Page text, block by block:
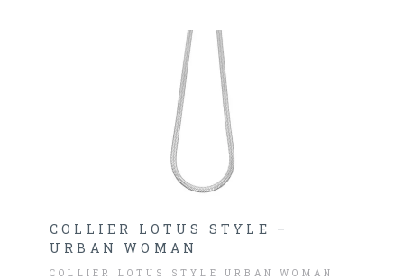
COLLIER LOTUS STYLE –
URBAN WOMAN
COLLIER LOTUS STYLE URBAN WOMAN